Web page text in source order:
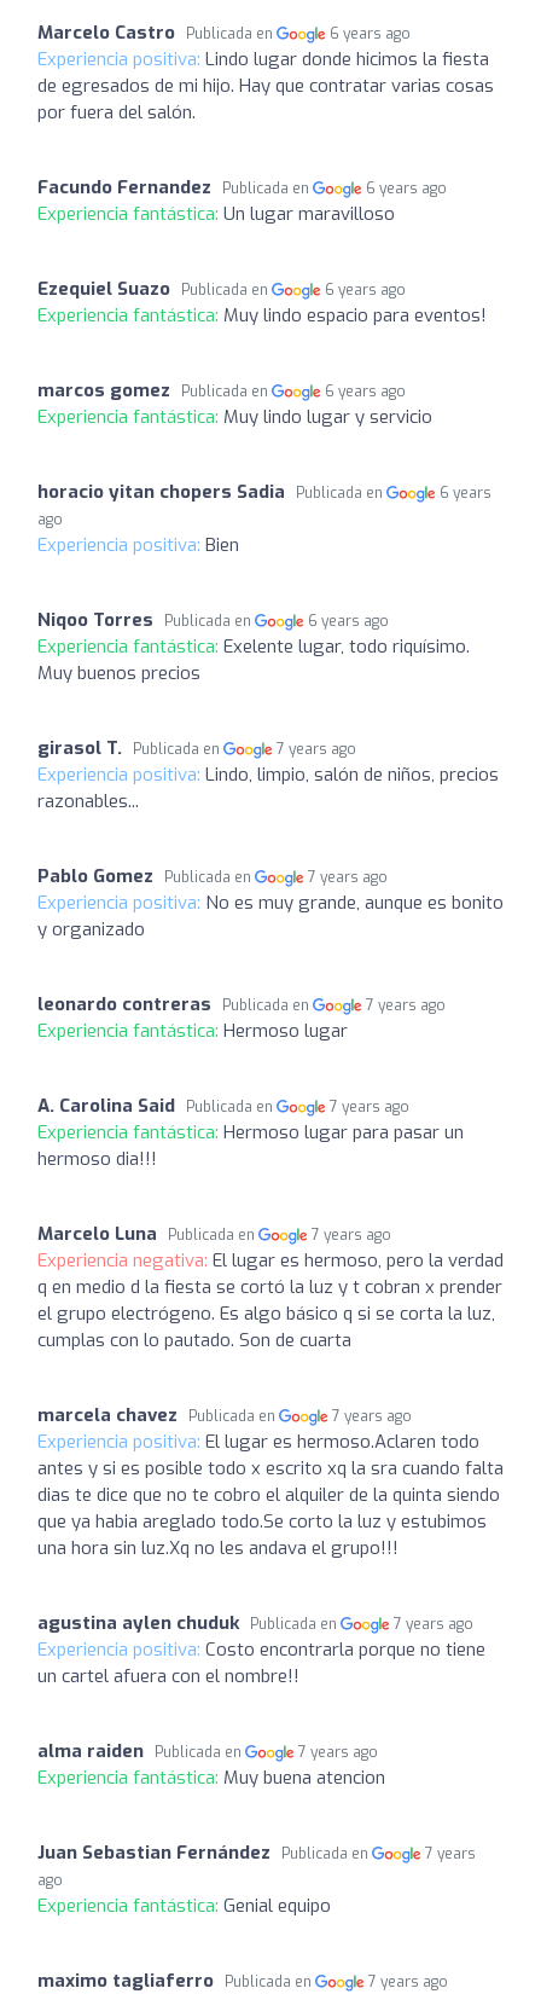
Marcelo Castro Publicada en 6 years ago
Experiencia positiva: Lindo lugar donde hicimos la fiesta
de egresados de mi hijo. Hay que contratar varias cosas
por fuera del salón.
Facundo Fernandez Publicada en 6 years ago
Experiencia fantástica: Un lugar maravilloso
Ezequiel Suazo Publicada en 6 years ago
Experiencia fantástica: Muy lindo espacio para eventos!
marcos gomez Publicada en 6 years ago
Experiencia fantástica: Muy lindo lugar y servicio
horacio yitan chopers Sadia Publicada en
6 years
ago
Experiencia positiva: Bien
Niqoo Torres Publicada en 6 years ago
Experiencia fantástica: Exelente lugar, todo riquísimo.
Muy buenos precios
girasol T. Publicada en 7 years ago
Experiencia positiva: Lindo, limpio, salón de niños, precios
razonables...
Pablo Gomez Publicada en 7 years ago
Experiencia positiva: No es muy grande, aunque es bonito
y organizado
leonardo contreras Publicada en 7 years ago
Experiencia fantástica: Hermoso lugar
A. Carolina Said Publicada en 7 years ago
Experiencia fantástica: Hermoso lugar para pasar un
hermoso dia!!!
Marcelo Luna Publicada en 7 years ago
Experiencia negativa: El lugar es hermoso, pero la verdad
q en medio d la fiesta se cortó la luz y t cobran x prender
el grupo electrógeno. Es algo básico q si se corta la luz,
cumplas con lo pautado. Son de cuarta
marcela chavez Publicada en 7 years ago
Experiencia positiva: El lugar es hermoso.Aclaren todo
antes y si es posible todo x escrito xq la sra cuando falta
dias te dice que no te cobro el alquiler de la quinta siendo
que ya habia areglado todo.Se corto la luz y estubimos
una hora sin luz.Xq no les andava el grupo!!!
agustina aylen chuduk Publicada en 7 years ago
Experiencia positiva: Costo encontrarla porque no tiene
un cartel afuera con el nombre!!
alma raiden Publicada en 7 years ago
Experiencia fantástica: Muy buena atencion
Juan Sebastian Fernández Publicada en
7 years
ago
Experiencia fantástica: Genial equipo
maximo tagliaferro Publicada en 7 years ago